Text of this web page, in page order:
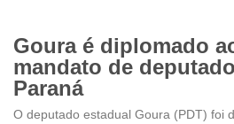
Goura é diplomado
mandato de
Paraná
O deputado estadual Goura (PDT) foi